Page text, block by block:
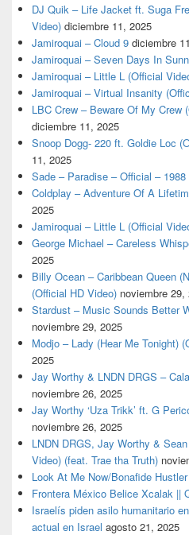
DJ Quik – Life Jacket ft. Suga
Video) diciembre 11, 2025
Jamiroquai – Cloud 9 diciembre
Jamiroquai – Seven Days In
Jamiroquai – Little L (Official
Jamiroquai – Virtual Insanity
LBC Crew – Beware Of My Crew
diciembre 11, 2025
Snoop Dogg- 220 ft. Goldie Loc
11, 2025
Sade – Paradise – Official – 1988
Coldplay – Adventure Of A
2025
Jamiroquai – Little L (Official
George Michael – Careless
2025
Billy Ocean – Caribbean Queen
(Official HD Video) noviembre 29,
Stardust – Music Sounds Better
noviembre 29, 2025
Modjo – Lady (Hear Me Tonight)
2025
Jay Worthy & LNDN DRGS –
noviembre 26, 2025
Jay Worthy ‘Uza Trikk’ ft. G
noviembre 26, 2025
LNDN DRGS, Jay Worthy &
Video) (feat. Trae tha Truth)
Look At Me Now/Bonafide
Frontera México Belice Xcalak ||
Israelís piden asilo humanitario
actual en Israel agosto 21, 2025